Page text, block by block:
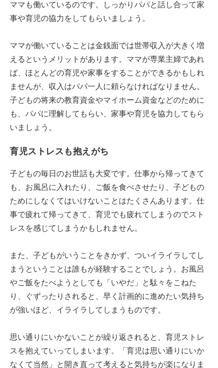
ママも働いているのです。しっかりパパと話し合って家
事や育児の協力をしてもらいましょう。
ママが働いていることは金銭面では世帯収入が大きく増
えるというメリットがあります。ママが専業主婦であれ
ば、ほとんどの育児や家事をすることができるかもしれ
ませんが、収入はパパ一人に頼らなければなりません。
子どもの将来の教育資金やマイホーム資金などのために
も、パパに理解してもらい、家事や育児を協力してもら
いましょう。
育児ストレスも抱えがち
子どもの毎日のお世話も大変です。仕事から帰ってきて
も、お風呂に入れたり、ご飯を食べさせたり、子どもの
ためにしなくてはいけないことはたくさんあります。仕
事で疲れて帰ってきて、育児でも疲れてしまうのでスト
レスを感じてしまうかもしれません。
また、子どもがいうことをきかず、ついイライラしてし
まうということは誰もが経験することでしょう。お風呂
やご飯をたべようとしても「いやだ」と駄々をこねた
り、ぐずったりされると、早く計画的に進めたい気持ち
が強いほど、イライラしてしまうものです。
思い通りにいかないことが繰り返されると、育児ストレ
スを抱えていってしまいます。「育児は思い通りにいか
なくて当然」と開き直って考えると気持ちが楽になりま